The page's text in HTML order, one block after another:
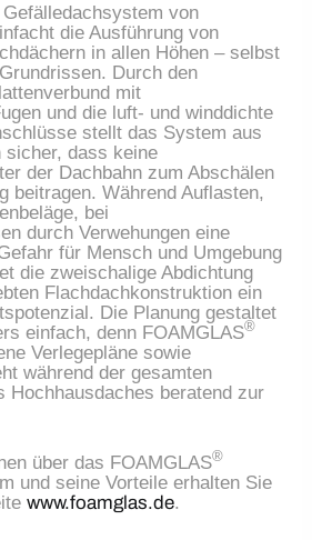
von
die Ausführung von
in allen Höhen – selbst
Durch den
mit
und die luft- und winddichte
stellt das System aus
sicher, dass keine
der Dachbahn zum Abschälen
beitragen. Während Auflasten,
bei
durch Verwehungen eine
für Mensch und Umgebung
die zweischalige Abdichtung
Flachdachkonstruktion ein
Die Planung gestaltet
einfach, denn FOAMGLAS®
Verlegepläne sowie
während der gesamten
Hochhausdaches beratend zur
über das FOAMGLAS®
und seine Vorteile erhalten Sie
www.foamglas.de.